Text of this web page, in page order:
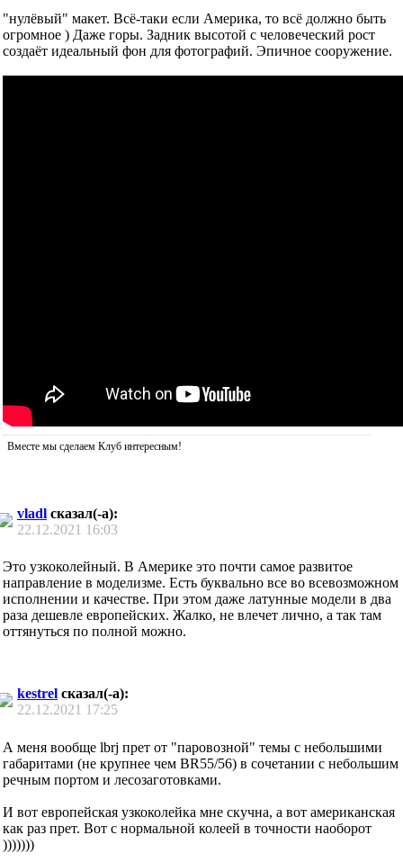
"нулёвый" макет. Всё-таки если Америка, то всё должно быть
огромное ) Даже горы. Задник высотой с человеческий рост
создаёт идеальный фон для фотографий. Эпичное сооружение.
Вместе мы сделаем Клуб интересным!
vladl сказал(-а):
22.12.2021 16:03
Это узкоколейный. В Америке это почти самое развитое
направление в моделизме. Есть буквально все во всевозможном
исполнении и качестве. При этом даже латунные модели в два
раза дешевле европейских. Жалко, не влечет лично, а так там
оттянуться по полной можно.
kestrel сказал(-а):
22.12.2021 17:25
А меня вообще lbrj прет от "паровозной" темы с небольшими
габаритами (не крупнее чем BR55/56) в сочетании с небольшим
речным портом и лесозаготовками.
И вот европейская узкоколейка мне скучна, а вот американская
как раз прет. Вот с нормальной колеей в точности наоборот
)))))))